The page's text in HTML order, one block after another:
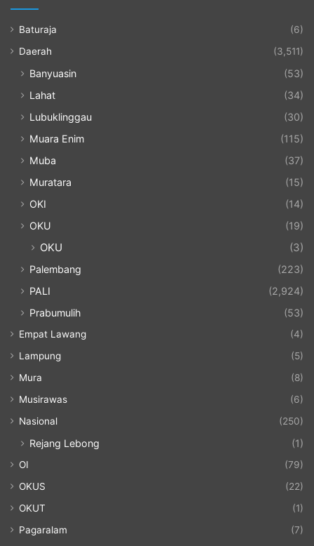
Baturaja
(6)
Daerah
(3,511)
Banyuasin
(53)
Lahat
(34)
Lubuklinggau
(30)
Muara Enim
(115)
Muba
(37)
Muratara
(15)
OKI
(14)
OKU
(19)
OKU (3)
Palembang
(223)
PALI
(2,924)
Prabumulih
(53)
Empat Lawang
(4)
Lampung
(5)
Mura
(8)
Musirawas
(6)
Nasional
(250)
Rejang Lebong (1)
OI
(79)
OKUS
(22)
OKUT
(1)
Pagaralam
(7)